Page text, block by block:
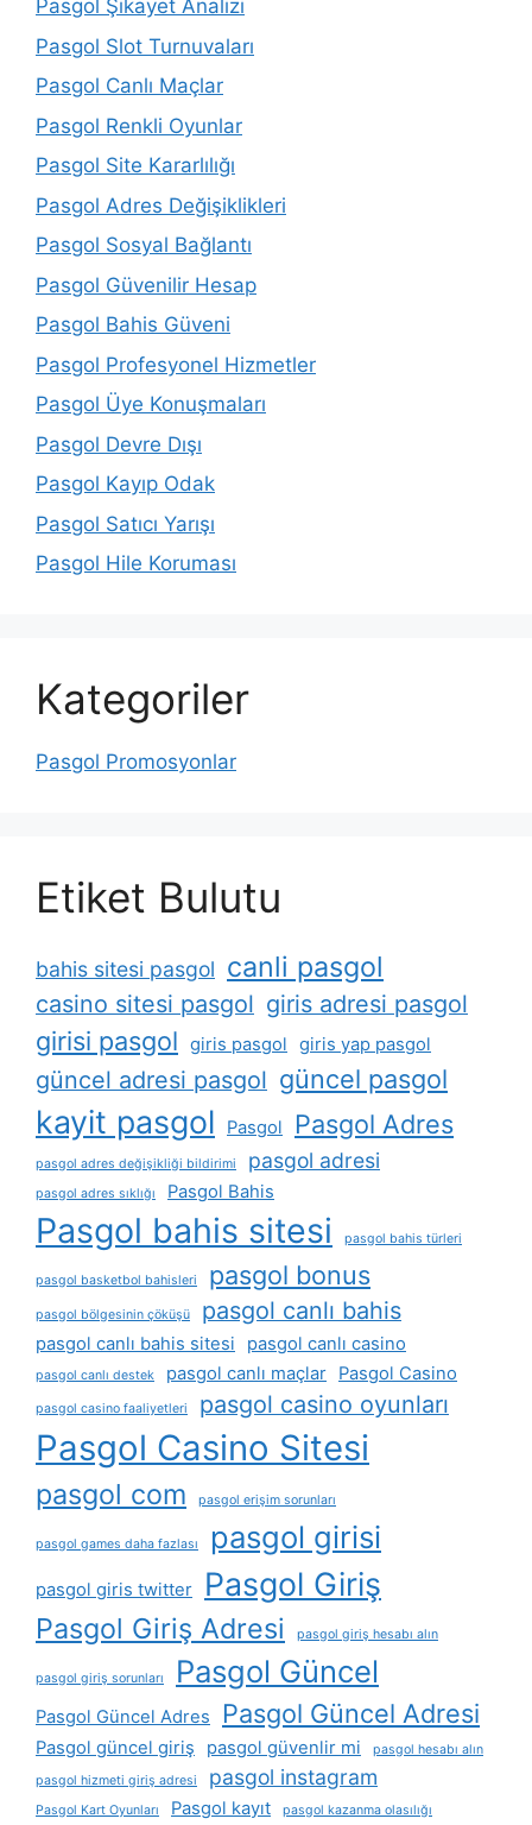
Pasgol Şikayet Analizi
Pasgol Slot Turnuvaları
Pasgol Canlı Maçlar
Pasgol Renkli Oyunlar
Pasgol Site Kararlılığı
Pasgol Adres Değişiklikleri
Pasgol Sosyal Bağlantı
Pasgol Güvenilir Hesap
Pasgol Bahis Güveni
Pasgol Profesyonel Hizmetler
Pasgol Üye Konuşmaları
Pasgol Devre Dışı
Pasgol Kayıp Odak
Pasgol Satıcı Yarışı
Pasgol Hile Koruması
Kategoriler
Pasgol Promosyonlar
Etiket Bulutu
bahis sitesi pasgol canli pasgol
casino sitesi pasgol giris adresi pasgol
girisi pasgol giris pasgol giris yap pasgol
güncel adresi pasgol güncel pasgol
kayit pasgol Pasgol Pasgol Adres
pasgol adres değişikliği bildirimi pasgol adresi
pasgol adres sıklığı Pasgol Bahis
Pasgol bahis sitesi pasgol bahis türleri
pasgol basketbol bahisleri pasgol bonus
pasgol bölgesinin çöküşü pasgol canlı bahis
pasgol canlı bahis sitesi pasgol canlı casino
pasgol canlı destek pasgol canlı maçlar Pasgol Casino
pasgol casino faaliyetleri pasgol casino oyunları
Pasgol Casino Sitesi
pasgol com pasgol erişim sorunları
pasgol games daha fazlası pasgol girisi
pasgol giris twitter Pasgol Giriş
Pasgol Giriş Adresi pasgol giriş hesabı alın
pasgol giriş sorunları Pasgol Güncel
Pasgol Güncel Adres Pasgol Güncel Adresi
Pasgol güncel giriş pasgol güvenlir mi
pasgol hesabı alın
pasgol hizmeti giriş adresi
pasgol instagram
Pasgol Kart Oyunları Pasgol kayıt pasgol kazanma olasılığı